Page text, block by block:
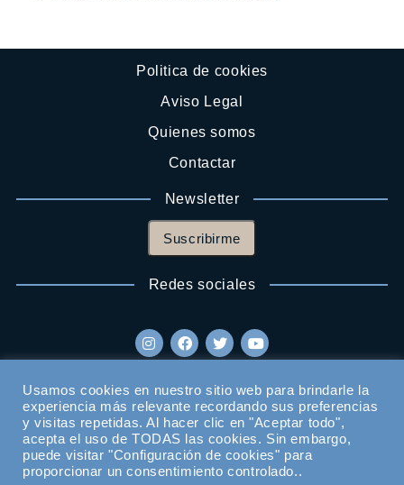
Politica de cookies
Aviso Legal
Quienes somos
Contactar
Newsletter
Suscribirme
Redes sociales
Usamos cookies en nuestro sitio web para brindarle la
experiencia más relevante recordando sus preferencias
y visitas repetidas. Al hacer clic en "Aceptar todo",
acepta el uso de TODAS las cookies. Sin embargo,
puede visitar "Configuración de cookies" para
proporcionar un consentimiento controlado..